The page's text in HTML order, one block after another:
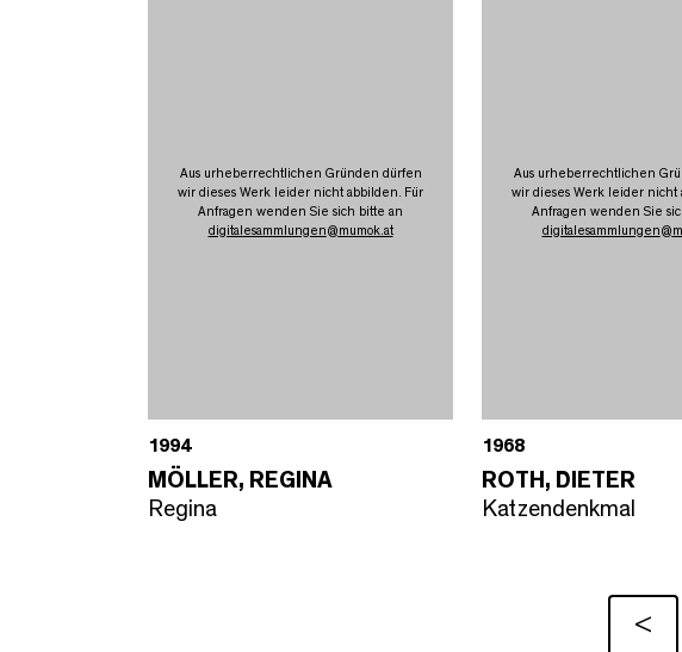
Aus urheberrechtlichen Gründen dürfen
wir dieses Werk leider nicht abbilden. Für
Anfragen wenden Sie sich bitte an
digitalesammlungen@mumok.at
1994
MÖLLER, REGINA
Regina
Aus urheberrechtlichen
wir dieses Werk leider nicht
Anfragen wenden Sie
digitalesammlungen@
1968
ROTH, DIETER
Katzendenkmal
<